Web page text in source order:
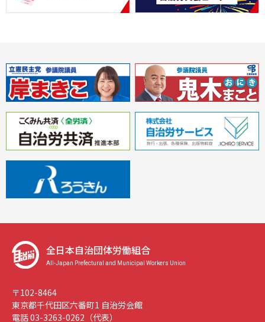
全日本自治団体労働組合
All-Japan Prefectural and Municipal Workers Union
〒102-8464
東京都千代田区六番町1 自治労会館
電話 03-3263-0262（代表）